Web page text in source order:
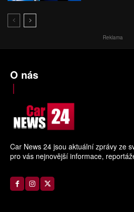
Reklama
O nás
Car News 24 jsou aktuální zprávy ze
pro vás nejnovější informace,